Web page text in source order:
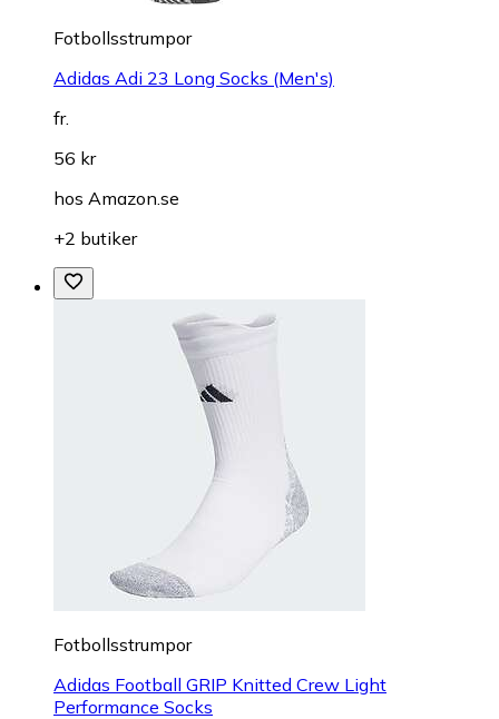
Fotbollsstrumpor
Adidas Adi 23 Long Socks (Men's)
fr.
56 kr
hos Amazon.se
+2 butiker
Fotbollsstrumpor
Adidas Football GRIP Knitted Crew Light
Performance Socks